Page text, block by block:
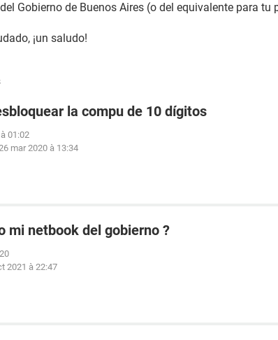
Gobierno de Buenos Aires (o del equivalente para tu
¡un saludo!
la compu de 10 dígitos
01:02
mar 2020 à 13:34
mi netbook del gobierno ?
2021 à 22:47